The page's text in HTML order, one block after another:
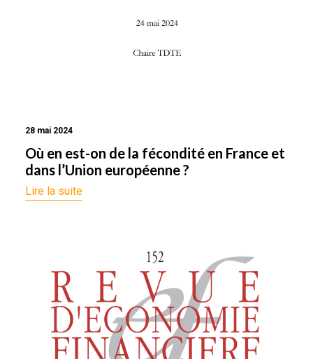
28 mai 2024
Où en est-on de la fécondité en France et
dans l’Union européenne ?
Lire la suite